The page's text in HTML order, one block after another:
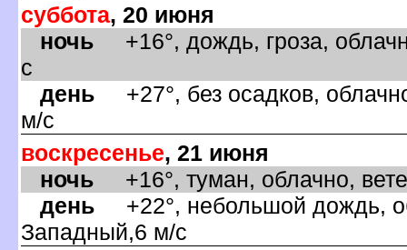
суббота, 20 июня
ночь +16°, дождь, гроза,
с
день +27°, без осадков,
м/с
оскресенье, 21 июня
ночь +16°, туман, облачно,
день +22°, небольшой дождь,
Западный,6 м/с